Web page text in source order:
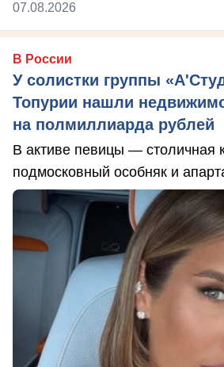
07.08.2026
В России
У солистки группы
Топурии нашли
на полмиллиарда рублей
В активе певицы — столичная
подмосковный особняк и